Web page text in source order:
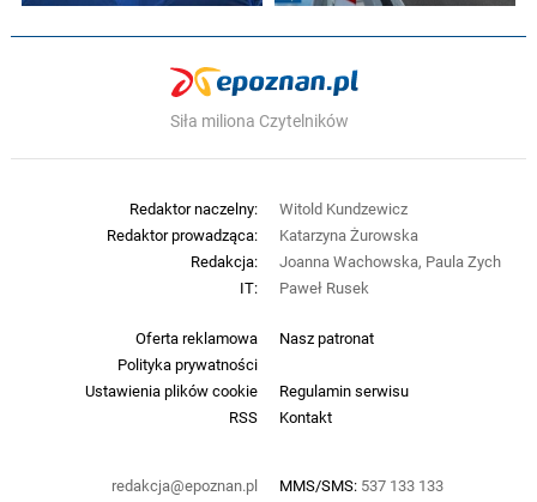
Siła miliona Czytelników
Oferta reklamowa
Nasz patronat
Polityka prywatności
Ustawienia plików cookie
Regulamin serwisu
RSS
Kontakt
redakcja@epoznan.pl MMS/SMS: 537 133 133
Redaktor naczelny:
Witold Kundzewicz
Redaktor prowadząca:
Katarzyna Żurowska
Redakcja:
Joanna Wachowska, Paula Zych
IT:
Paweł Rusek